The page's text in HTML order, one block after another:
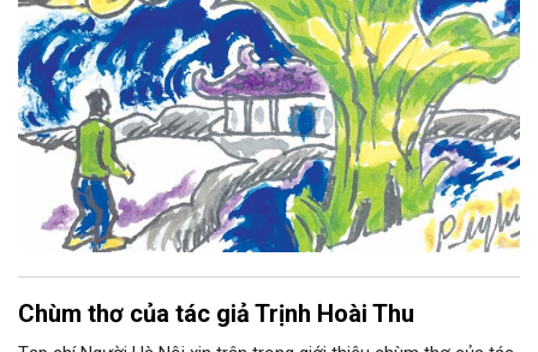
Chùm thơ của tác giả Trịnh Hoài Thu